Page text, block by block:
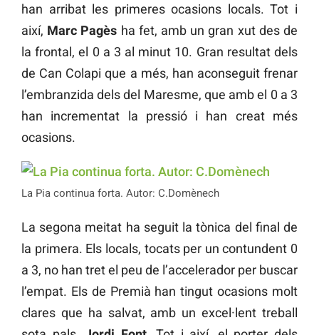
han arribat les primeres ocasions locals. Tot i
així, Marc Pagès ha fet, amb un gran xut des de
la frontal, el 0 a 3 al minut 10. Gran resultat dels
de Can Colapi que a més, han aconseguit frenar
l’embranzida dels del Maresme, que amb el 0 a 3
han incrementat la pressió i han creat més
ocasions.
La Pia continua forta. Autor: C.Domènech
La segona meitat ha seguit la tònica del final de
la primera. Els locals, tocats per un contundent 0
a 3, no han tret el peu de l’accelerador per buscar
l’empat. Els de Premià han tingut ocasions molt
clares que ha salvat, amb un excel·lent treball